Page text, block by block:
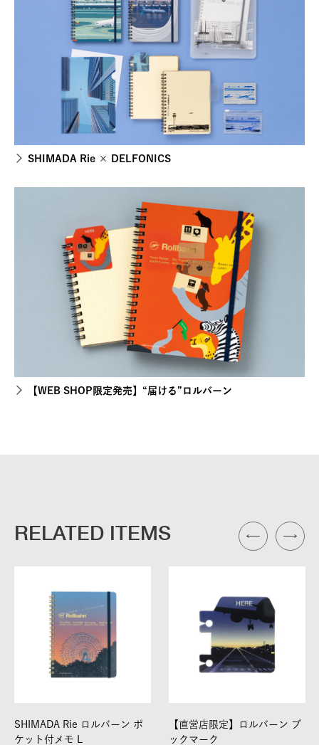
SHIMADA Rie × DELFONICS
【WEB SHOP限定発売】“届ける”ロルバーン
RELATED ITEMS
SHIMADA Rie ロルバーン ポ
ケット付メモ L
【直営店限定】ロルバーン ブ
ックマーク